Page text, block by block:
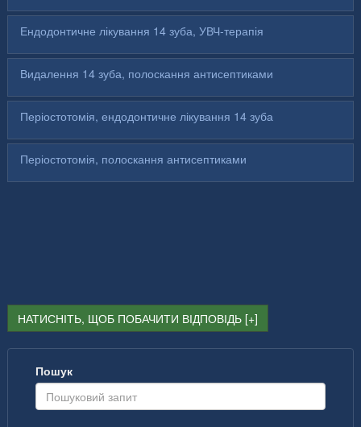
Ендодонтичне лікування 14 зуба, УВЧ-терапія
Видалення 14 зуба, полоскання антисептиками
Періостотомія, ендодонтичне лікування 14 зуба
Періостотомія, полоскання антисептиками
НАТИСНІТЬ, ЩОБ ПОБАЧИТИ ВІДПОВІДЬ
Пошук